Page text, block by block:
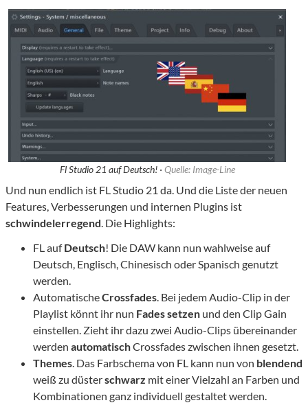
Fl Studio 21 auf Deutsch! · Quelle: Image-Line
Und nun endlich ist FL Studio 21 da. Und die Liste der neuen
Features, Verbesserungen und internen Plugins ist
schwindelerregend. Die Highlights:
FL aufDeutsch! Die DAW kann nun wahlweise auf
Deutsch, Englisch, Chinesisch oder Spanisch genutzt
werden.
AutomatischeCrossfades. Bei jedem Audio-Clip in der
Playlist könnt ihr nun Fades setzen und den Clip Gain
einstellen. Zieht ihr dazu zwei Audio-Clips übereinander
werden automatischCrossfades zwischen ihnen gesetzt.
Themes. Das Farbschema von FL kann nun von blendend
weiß zu düsterschwarz mit einer Vielzahl an Farben und
Kombinationen ganz individuell gestaltet werden.